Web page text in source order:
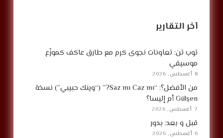
آخر التقارير
توب تن: تعاونات نجوى كرم مع طارق عاكف كموزّع
موسيقي
8 أغسطس, 2026
من الأفضل؟: “Saz mı Caz mı?” (“وينك حبيبي”) نسخة
Gülşen أم إليسا؟
7 أغسطس, 2026
قبل و بعد: بدور
6 أغسطس, 2026